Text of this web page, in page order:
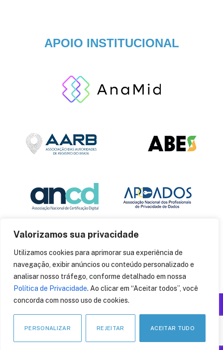
Valorizamos sua privacidade
Utilizamos cookies para aprimorar sua experiência de
navegação, exibir anúncios ou conteúdo personalizado e
analisar nosso tráfego, conforme detalhado em nossa
Política de Privacidade. Ao clicar em “Aceitar todos”, você
concorda com nosso uso de cookies.
PERSONALIZAR REJEITAR ACEITAR TUDO
APOIO INSTITUCIONAL
© 2014CryptoID. Todos os direitos reservados.
LinkedIn
Facebook
Instagram
X